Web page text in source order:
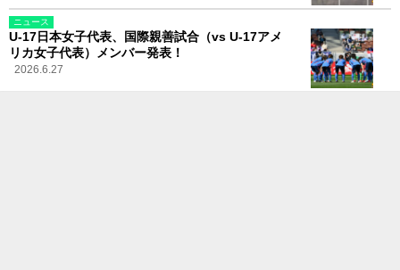
ニュース
U-17日本女子代表、国際親善試合（vs U-17アメ
リカ女子代表）メンバー発表！
2026.6.27